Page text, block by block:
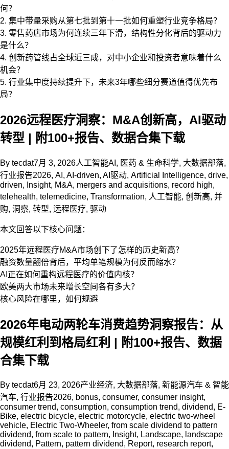
何？
2. 集中带量采购从第七批到第十一批如何重塑行业竞争格局？
3. 零售药店市场为何连续三年下滑，结构性分化背后的驱动力
是什么？
4. 创新药管线占全球近三成，对中小企业和投资者意味着什么
机会？
5. 行业集中度持续提升下，未来3年哪些细分赛道值得优先布
局？
2026远程医疗洞察：M&A创新高，AI驱动
转型 | 附100+报告、数据合集下载
By tecdat7月 3, 2026人工智能AI , 医药 & 生命科学, 大数据部落,
行业报告2026, AI , AI-driven, AI驱动, Artificial Intelligence, drive,
driven, Insight, M&A, mergers and acquisitions, record high,
telehealth, telemedicine, Transformation, 人工智能, 创新高, 并
购, 洞察, 转型, 远程医疗, 驱动
本文回答以下核心问题：
2025年远程医疗M&A市场创下了怎样的历史新高？
融资数量翻倍背后，平均单笔规模为何反而缩水？
AI正在如何重构远程医疗的价值内核？
欧美两大市场未来增长空间各有多大？
核心风险在哪里，如何规避
2026年电动两轮车消费趋势洞察报告：从
规模红利到格局红利 | 附100+报告、数据
合集下载
By tecdat6月 23, 2026产业经济, 大数据部落, 新能源汽车 & 智能
汽车, 行业报告2026, bonus, consumer, consumer insight,
consumer trend, consumption, consumption trend, dividend, E-
Bike, electric bicycle, electric motorcycle, electric two-wheel
vehicle, Electric Two-Wheeler, from scale dividend to pattern
dividend, from scale to pattern, Insight, Landscape, landscape
dividend, Pattern, pattern dividend, Report, research report,